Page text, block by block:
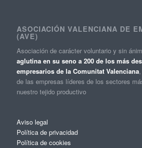
ASOCIACIÓN VALENCIANA DE
(AVE)
Asociación de carácter voluntario y sin
aglutina en su seno a 200 de los más
empresarios de la Comunitat Valenciana,
de las empresas líderes de los sectores
nuestro tejido productivo
Aviso legal
Política de privacidad
Política de cookies